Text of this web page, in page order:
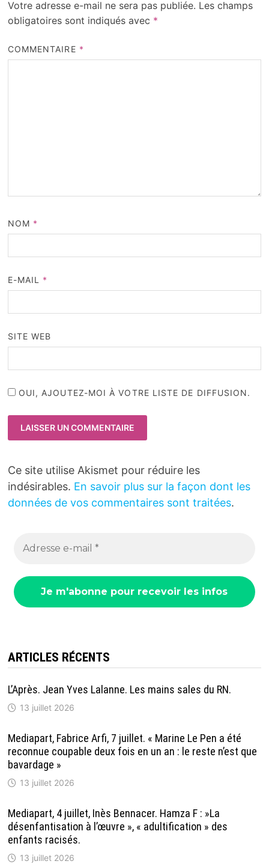
Votre adresse e-mail ne sera pas publiée. Les champs
obligatoires sont indiqués avec *
COMMENTAIRE *
NOM *
E-MAIL *
SITE WEB
OUI, AJOUTEZ-MOI À VOTRE LISTE DE DIFFUSION.
Ce site utilise Akismet pour réduire les
indésirables. En savoir plus sur la façon dont les
données de vos commentaires sont traitées.
ARTICLES RÉCENTS
L’Après. Jean Yves Lalanne. Les mains sales du RN.
13 juillet 2026
Mediapart, Fabrice Arfi, 7 juillet. « Marine Le Pen a été
reconnue coupable deux fois en un an : le reste n’est que
bavardage »
13 juillet 2026
Mediapart, 4 juillet, Inès Bennacer. Hamza F : »La
désenfantisation à l’œuvre », « adultification » des
enfants racisés.
13 juillet 2026